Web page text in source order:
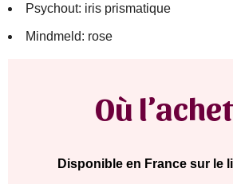
Psychout: iris prismatique
Mindmeld: rose
Où
Disponible en France sur le